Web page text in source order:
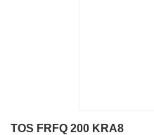
TOS FRFQ 200 KRA8